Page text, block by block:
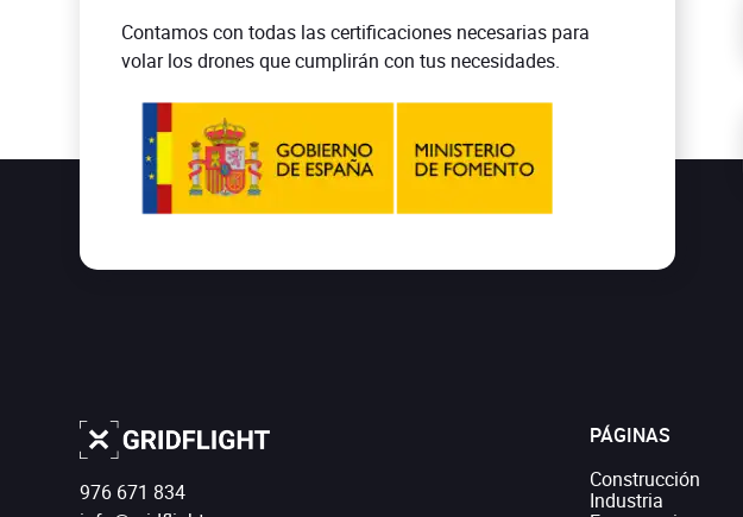
Contamos con todas las certificaciones necesarias para
volar los drones que cumplirán con tus necesidades.
976 671 834
PÁGINAS
Construcción
Industria